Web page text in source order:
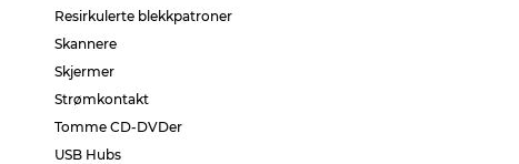
Resirkulerte blekkpatroner
Skannere
Skjermer
Strømkontakt
Tomme CD-DVDer
USB Hubs